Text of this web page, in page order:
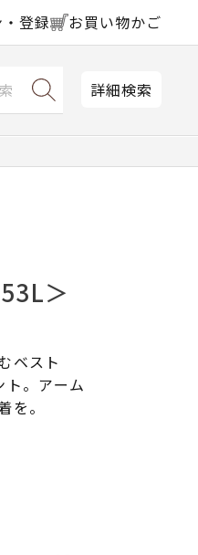
登録 お買い物かご
詳細検索
＞
ベスト
。アーム
。